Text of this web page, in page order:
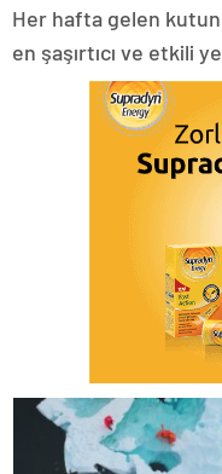
Her hafta gelen
en şaşırtıcı ve etkili